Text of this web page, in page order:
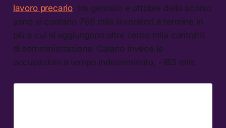
lavoro precario: tra gennaio e ottobre dello scorso
anno si contano 788 mila lavoratori a termine in
più a cui si aggiungono oltre cento mila contratti
di somministrazione. Calano invece le
occupazioni a tempo indeterminato, -163 mila.